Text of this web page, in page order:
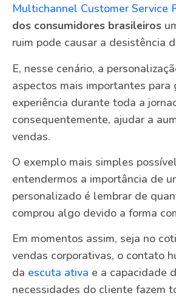
Multichannel Customer Service
dos consumidores brasileiros
ruim pode causar a desistência
E, nesse cenário, a
aspectos mais importantes para
experiência durante toda a
consequentemente, ajudar a
vendas.
O exemplo mais simples
entendermos a importância de
personalizado é lembrar de
comprou algo devido a forma
Em momentos assim, seja no
vendas corporativas, o contato
da escuta ativa e a capacidade
necessidades do cliente fazem